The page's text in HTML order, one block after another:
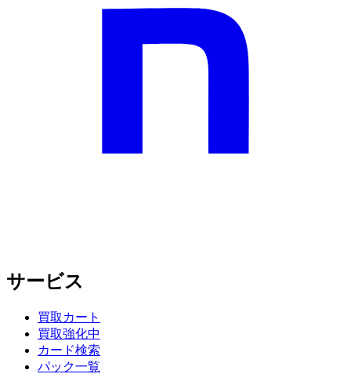
サービス
買取カート
買取強化中
カード検索
パック一覧